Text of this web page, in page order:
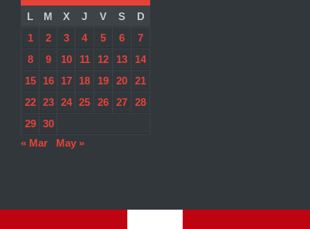
L
M X J V S
D
1
2 3 4 5 6
7
8
9 10 11 12 13
14
15
16 17 18 19 20
21
22
23 24 25 26 27
28
29
30
« Mar
May »